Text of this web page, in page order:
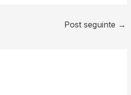
Post seguinte →